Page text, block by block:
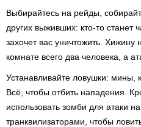
Выбирайтесь на рейды,
других выживших: кто-то станет
захочет вас уничтожить.
комнате всего два человека, а
Устанавливайте ловушки: мины,
Всё, чтобы отбить нападения.
использовать зомби для атаки
транквилизаторами, чтобы